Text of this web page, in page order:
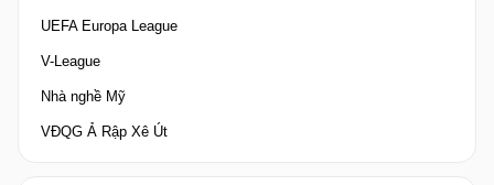
UEFA Europa League
V-League
Nhà nghề Mỹ
VĐQG Ả Rập Xê Út